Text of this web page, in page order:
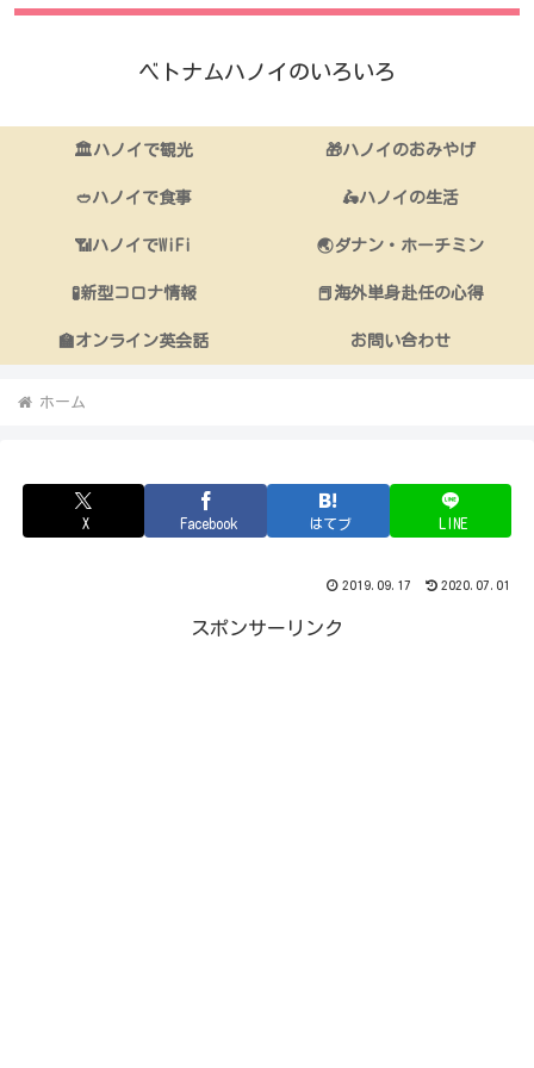
ベトナムハノイのいろいろ
🏛ハノイで観光 🎁ハノイのおみやげ
🥙ハノイで食事 🛵ハノイの生活
📶ハノイでWiFi 🌏ダナン・ホーチミン
🧪新型コロナ情報 📕海外単身赴任の心得
🏫オンライン英会話 お問い合わせ
ホーム
X Facebook はてブ LINE
2019.09.17 2020.07.01
スポンサーリンク